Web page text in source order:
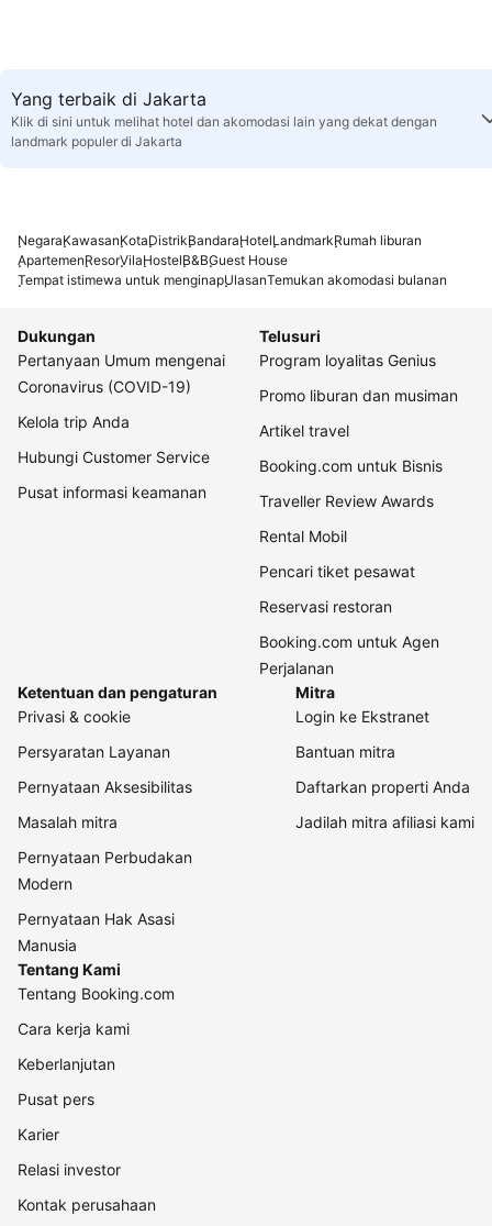
Yang terbaik di Jakarta
Klik di sini untuk melihat hotel dan akomodasi lain yang dekat dengan
landmark populer di Jakarta
NegaraKawasanKotaDistrikBandaraHotelLandmarkRumah liburan
ApartemenResorVilaHostelB&BGuest House
Tempat istimewa untuk menginapUlasanTemukan akomodasi bulanan
Dukungan
Pertanyaan Umum mengenai
Coronavirus (COVID-19)
Kelola trip Anda
Hubungi Customer Service
Pusat informasi keamanan
Telusuri
Program loyalitas Genius
Promo liburan dan musiman
Artikel travel
Booking.com untuk Bisnis
Traveller Review Awards
Rental Mobil
Pencari tiket pesawat
Reservasi restoran
Booking.com untuk Agen
Perjalanan
Ketentuan dan pengaturan
Privasi & cookie
Persyaratan Layanan
Pernyataan Aksesibilitas
Masalah mitra
Pernyataan Perbudakan
Modern
Pernyataan Hak Asasi
Manusia
Mitra
Login ke Ekstranet
Bantuan mitra
Daftarkan properti Anda
Jadilah mitra afiliasi kami
Tentang Kami
Tentang Booking.com
Cara kerja kami
Keberlanjutan
Pusat pers
Karier
Relasi investor
Kontak perusahaan